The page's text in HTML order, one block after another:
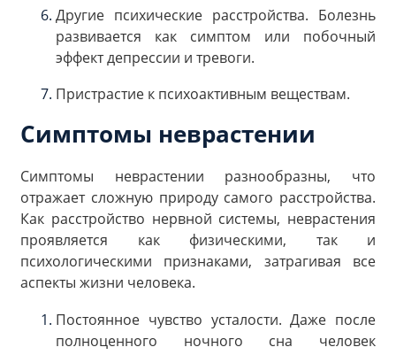
Другие психические расстройства. Болезнь
развивается как симптом или побочный
эффект депрессии и тревоги.
Пристрастие к психоактивным веществам.
Симптомы неврастении
Симптомы неврастении разнообразны, что
отражает сложную природу самого расстройства.
Как расстройство нервной системы, неврастения
проявляется как физическими, так и
психологическими признаками, затрагивая все
аспекты жизни человека.
Постоянное чувство усталости. Даже после
полноценного ночного сна человек